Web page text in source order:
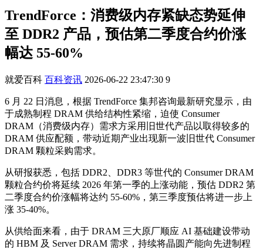
TrendForce：消费级内存紧缺态势延伸
至 DDR2 产品，预估第二季度合约价涨
幅达 55-60%
就爱百科 百科资讯 2026-06-22 23:47:30 9
6 月 22 日消息，根据 TrendForce 集邦咨询最新研究显示，由
于成熟制程 DRAM 供给结构性紧缩，迫使 Consumer
DRAM（消费级内存）需求方采用旧世代产品以取得较多的
DRAM 供应配额，带动近期产业出现新一波旧世代 Consumer
DRAM 颗粒采购需求。
从研报获悉，包括 DDR2、DDR3 等世代的 Consumer DRAM
颗粒合约价将延续 2026 年第一季的上涨动能，预估 DDR2 第
二季度合约价涨幅将达约 55-60%，第三季度预估将进一步上
涨 35-40%。
从供给面来看，由于 DRAM 三大原厂顺应 AI 基础建设带动
的 HBM 及 Server DRAM 需求，持续将晶圆产能向先进制程